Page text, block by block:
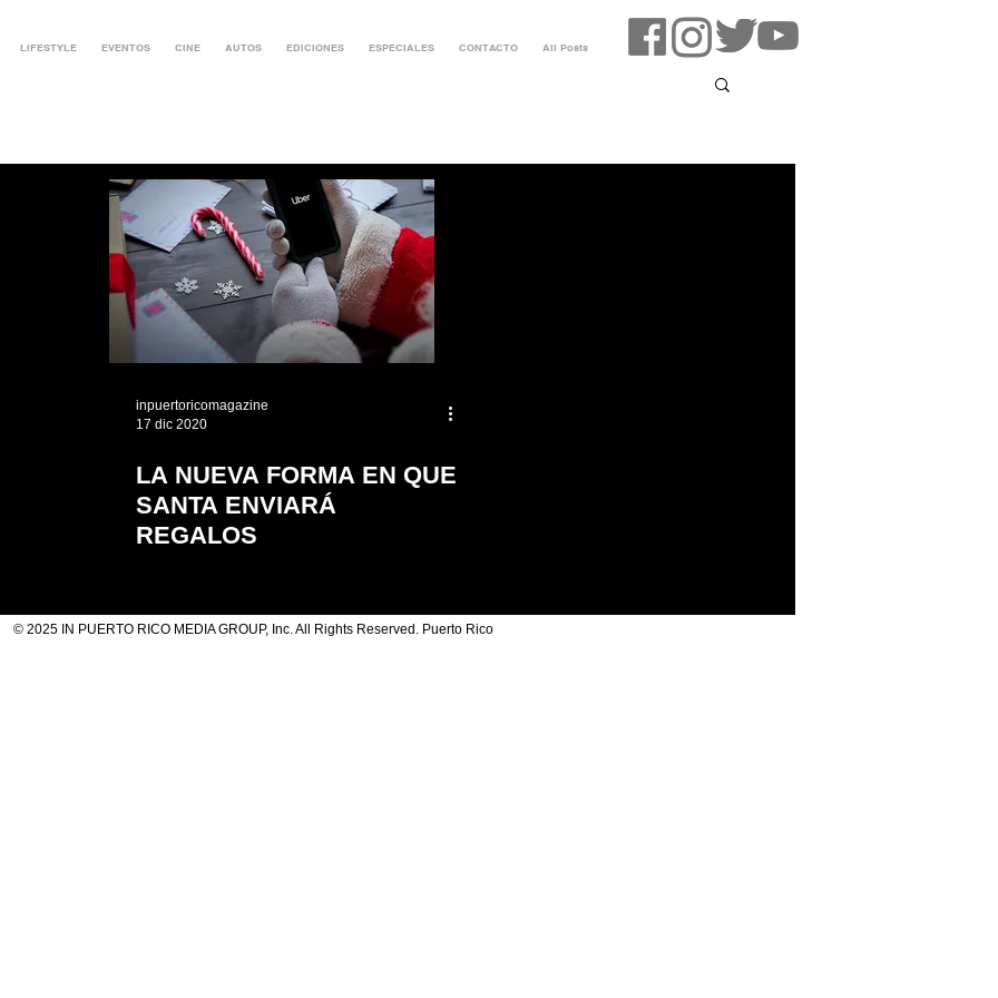
LIFESTYLE EVENTOS CINE AUTOS EDICIONES ESPECIALES CONTACTO All Posts
inpuertoricomagazine
17 dic 2020
LA NUEVA FORMA EN QUE
SANTA ENVIARÁ
REGALOS
© 2025 IN PUERTO RICO MEDIA GROUP, Inc. All Rights Reserved. Puerto Rico